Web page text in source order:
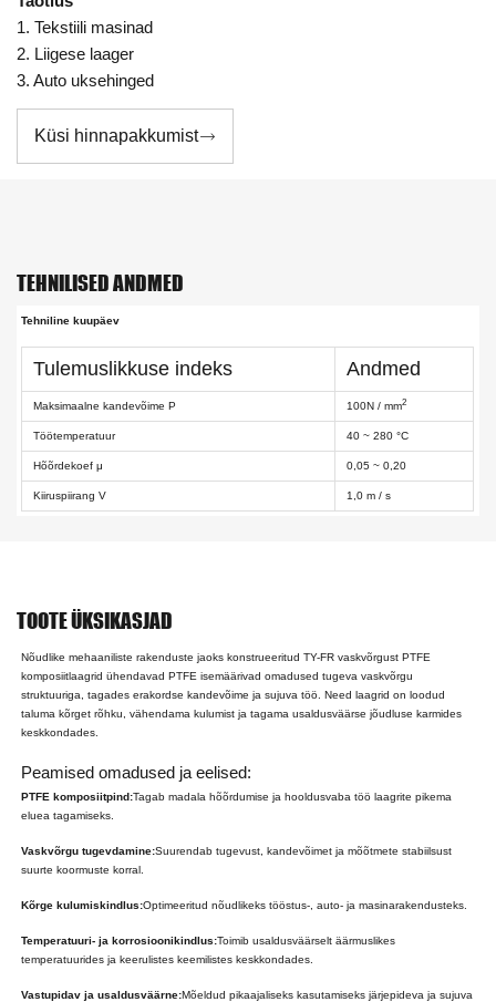
1. Tekstiili masinad
2. Liigese laager
3. Auto uksehinged
Küsi hinnapakkumist
TEHNILISED ANDMED
Tehniline kuupäev
Tulemuslikkuse indeks Andmed
Maksimaalne kandevõime P 100N / mm2
Töötemperatuur 40 ~ 280 °C
Hõõrdekoef μ 0,05 ~ 0,20
Kiiruspiirang V 1,0 m / s
TOOTE ÜKSIKASJAD
Nõudlike mehaaniliste rakenduste jaoks konstrueeritud TY-FR vaskvõrgust PTFE
komposiitlaagrid ühendavad PTFE isemäärivad omadused tugeva vaskvõrgu
struktuuriga, tagades erakordse kandevõime ja sujuva töö. Need laagrid on loodud
taluma kõrget rõhku, vähendama kulumist ja tagama usaldusväärse jõudluse karmides
keskkondades.
Peamised omadused ja eelised:
PTFE komposiitpind:Tagab madala hõõrdumise ja hooldusvaba töö laagrite pikema
eluea tagamiseks.
Vaskvõrgu tugevdamine:Suurendab tugevust, kandevõimet ja mõõtmete stabiilsust
suurte koormuste korral.
Kõrge kulumiskindlus:Optimeeritud nõudlikeks tööstus-, auto- ja masinarakendusteks.
Temperatuuri- ja korrosioonikindlus:Toimib usaldusväärselt äärmuslikes
temperatuurides ja keerulistes keemilistes keskkondades.
Vastupidav ja usaldusväärne:Mõeldud pikaajaliseks kasutamiseks järjepideva ja sujuva